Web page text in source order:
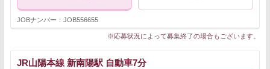
JOBナンバー：JOB556655
※応募状況によって募集終了の場合もございます。
JR山陽本線 新南陽駅 自動車7分